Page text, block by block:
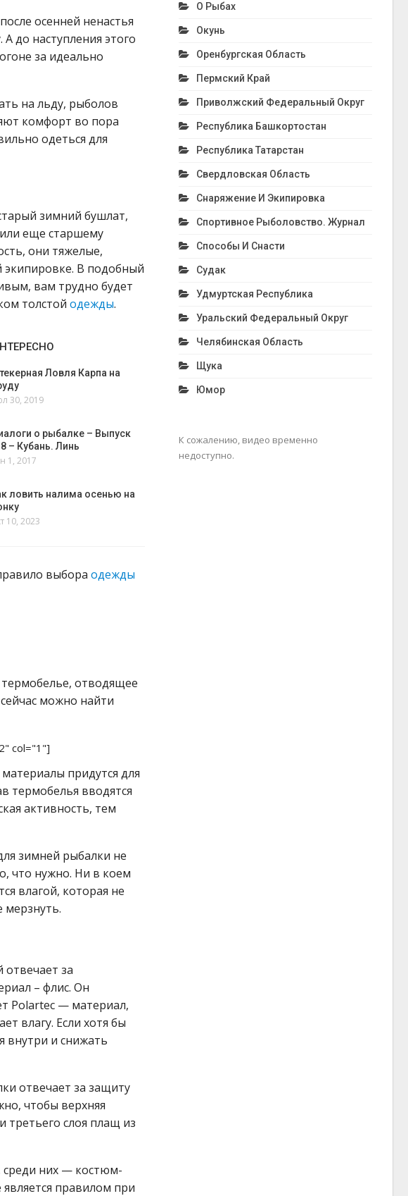
осенней ненастья
до наступления этого
за идеально
на льду, рыболов
комфорт во пора
одеться для
зимний бушлат,
еще старшему
они тяжелые,
экипировке. В подобный
вам трудно будет
толстойодежды.
Ловля Карпа на
30, 2019
о рыбалке – Выпуск
– Кубань. Линь
1, 2017
ловить налима осенью на
10, 2023
выбораодежды
термобелье, отводящее
можно найти
col="1"]
придутся для
термобелья вводятся
активность, тем
зимней рыбалки не
что нужно. Ни в коем
влагой, которая не
мерзнуть.
за
– флис. Он
Polartec — материал,
влагу. Если хотя бы
внутри и снижать
отвечает за защиту
чтобы верхняя
третьего слоя плащ из
среди них — костюм-
правилом при
О Рыбах
Окунь
Оренбургская Область
Пермский Край
Приволжский Федеральный Округ
Республика Башкортостан
Республика Татарстан
Свердловская Область
Снаряжение И Экипировка
Спортивное Рыболовство. Журнал
Способы И Снасти
Судак
Удмуртская Республика
Уральский Федеральный Округ
Челябинская Область
Щука
Юмор
К сожалению, видео временно
недоступно.